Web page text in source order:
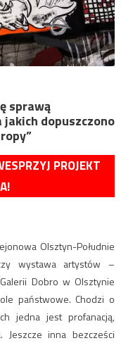
sprawą
dopuszczono
PROJEKT
Olsztyn-Południe
wystawa artystów –
Dobro w Olsztynie
państwowe. Chodzi o
jedna jest profanacją,
Jeszcze inna bezcześci